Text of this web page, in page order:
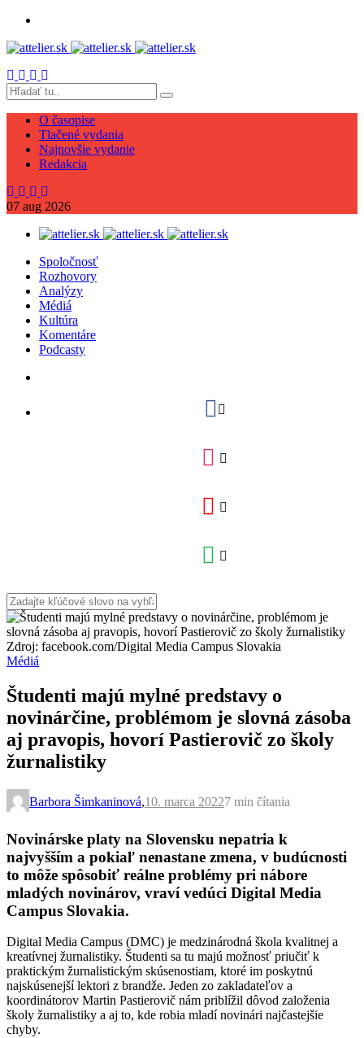
O časopise
Tlačené vydania
Najnovšie vydanie
Redakcia
07 aug 2026
Spoločnosť
Rozhovory
Analýzy
Médiá
Kultúra
Komentáre
Podcasty
Zdroj: facebook.com/Digital Media Campus Slovakia
Médiá
Študenti majú mylné predstavy o
novinárčine, problémom je slovná zásoba
aj pravopis, hovorí Pastierovič zo školy
žurnalistiky
Barbora Šimkaninová,10. marca 20227 min čítania
Novinárske platy na Slovensku nepatria k
najvyšším a pokiaľ nenastane zmena, v budúcnosti
to môže spôsobiť reálne problémy pri nábore
mladých novinárov, vraví vedúci Digital Media
Campus Slovakia.
Digital Media Campus (DMC) je medzinárodná škola kvalitnej a
kreatívnej žurnalistiky. Študenti sa tu majú možnosť priučiť k
praktickým žurnalistickým skúsenostiam, ktoré im poskytnú
najskúsenejší lektori z brandže. Jeden zo zakladateľov a
koordinátorov Martin Pastierovič nám priblížil dôvod založenia
školy žurnalistiky a aj to, kde robia mladí novinári najčastejšie
chyby.